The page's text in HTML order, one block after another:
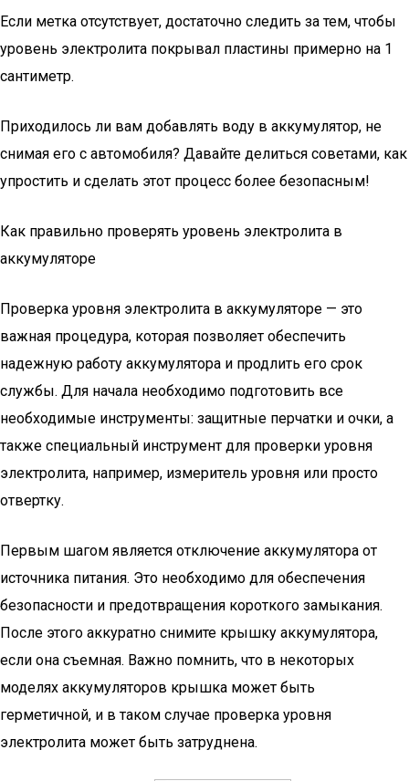
Если метка отсутствует, достаточно следить за тем, чтобы
уровень электролита покрывал пластины примерно на 1
сантиметр.
Приходилось ли вам добавлять воду в аккумулятор, не
снимая его с автомобиля? Давайте делиться советами, как
упростить и сделать этот процесс более безопасным!
Как правильно проверять уровень электролита в
аккумуляторе
Проверка уровня электролита в аккумуляторе — это
важная процедура, которая позволяет обеспечить
надежную работу аккумулятора и продлить его срок
службы. Для начала необходимо подготовить все
необходимые инструменты: защитные перчатки и очки, а
также специальный инструмент для проверки уровня
электролита, например, измеритель уровня или просто
отвертку.
Первым шагом является отключение аккумулятора от
источника питания. Это необходимо для обеспечения
безопасности и предотвращения короткого замыкания.
После этого аккуратно снимите крышку аккумулятора,
если она съемная. Важно помнить, что в некоторых
моделях аккумуляторов крышка может быть
герметичной, и в таком случае проверка уровня
электролита может быть затруднена.